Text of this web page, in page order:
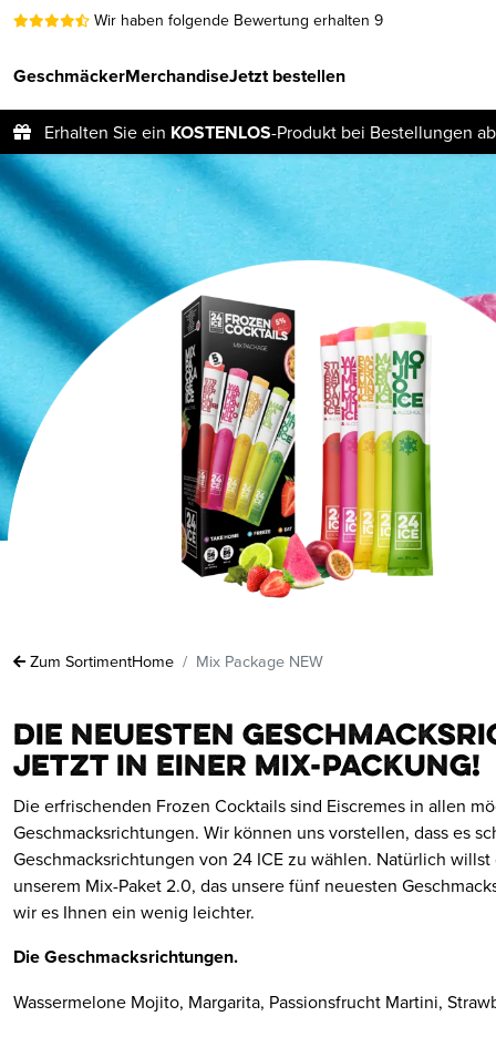
Wir haben folgende Bewertung erhalten 9
GeschmäckerMerchandiseJetzt bestellen
Erhalten Sie ein KOSTENLOS-Produkt bei Bestellungen
Zum SortimentHome Mix Package NEW
Die neuesten
jetzt in einer Mix-Packung!
Die erfrischenden Frozen Cocktails sind Eiscremes in allen
Geschmacksrichtungen. Wir können uns vorstellen, dass es
Geschmacksrichtungen von 24 ICE zu wählen. Natürlich
unserem Mix-Paket 2.0, das unsere fünf neuesten
wir es Ihnen ein wenig leichter.
Die Geschmacksrichtungen.
Wassermelone Mojito, Margarita, Passionsfrucht Martini,